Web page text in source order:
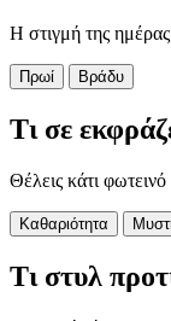
Η στιγμή της
Πρωί Βράδυ
Τι σε
Θέλεις κάτι
Καθαριότητα
Τι στυλ